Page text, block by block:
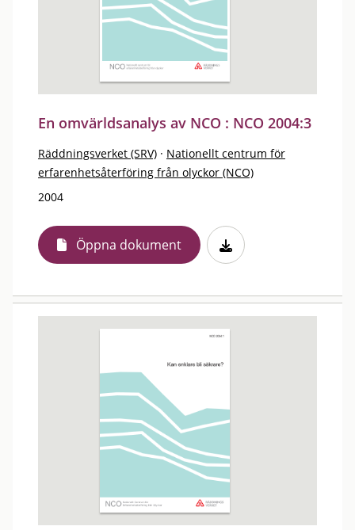
En omvärldsanalys av NCO : NCO 2004:3
Räddningsverket (SRV) · Nationellt centrum för
erfarenhetsåterföring från olyckor (NCO)
2004
Öppna dokument